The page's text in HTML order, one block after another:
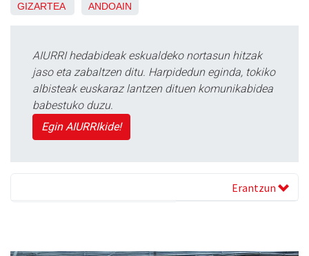
GIZARTEA ANDOAIN
AIURRI hedabideak eskualdeko nortasun hitzak
jaso eta zabaltzen ditu. Harpidedun eginda, tokiko
albisteak euskaraz lantzen dituen komunikabidea
babestuko duzu.
Egin AIURRIkide!
Erantzun